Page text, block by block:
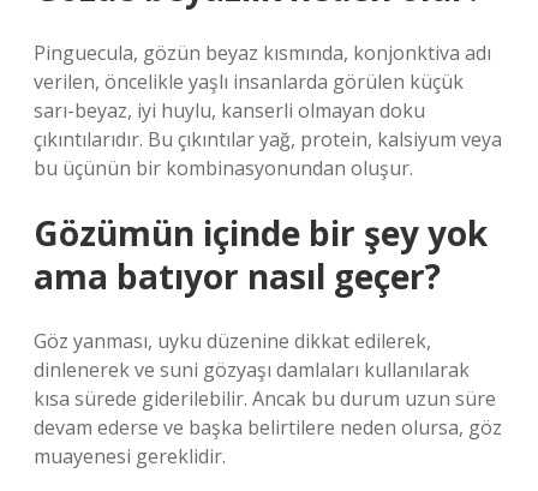
Pinguecula, gözün beyaz kısmında, konjonktiva adı
verilen, öncelikle yaşlı insanlarda görülen küçük
sarı-beyaz, iyi huylu, kanserli olmayan doku
çıkıntılarıdır. Bu çıkıntılar yağ, protein, kalsiyum veya
bu üçünün bir kombinasyonundan oluşur.
Gözümün içinde bir şey yok
ama batıyor nasıl geçer?
Göz yanması, uyku düzenine dikkat edilerek,
dinlenerek ve suni gözyaşı damlaları kullanılarak
kısa sürede giderilebilir. Ancak bu durum uzun süre
devam ederse ve başka belirtilere neden olursa, göz
muayenesi gereklidir.